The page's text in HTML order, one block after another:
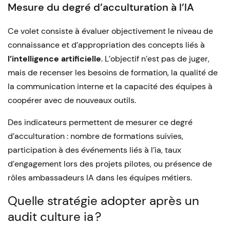
Mesure du degré d’acculturation à l’IA
Ce volet consiste à évaluer objectivement le niveau de
connaissance et d’appropriation des concepts liés à
l’intelligence artificielle. L’objectif n’est pas de juger,
mais de recenser les besoins de formation, la qualité de
la communication interne et la capacité des équipes à
coopérer avec de nouveaux outils.
Des indicateurs permettent de mesurer ce degré
d’acculturation : nombre de formations suivies,
participation à des événements liés à l’ia, taux
d’engagement lors des projets pilotes, ou présence de
rôles ambassadeurs IA dans les équipes métiers.
Quelle stratégie adopter après un
audit culture ia ?